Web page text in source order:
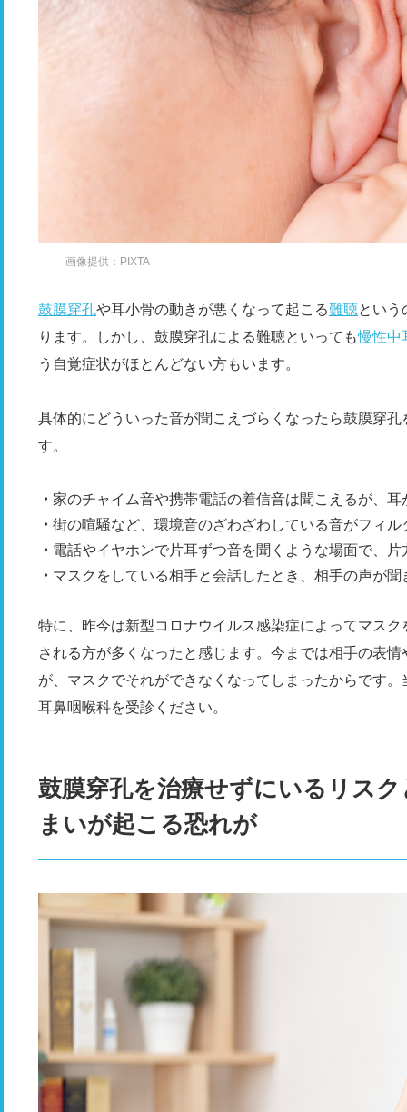
画像提供：PIXTA
鼓膜穿孔や耳小骨の動きが悪くなって起こる難聴という
ります。しかし、鼓膜穿孔による難聴といっても慢性中
う自覚症状がほとんどない方もいます。
具体的にどういった音が聞こえづらくなったら鼓膜穿
す。
家のチャイム音や携帯電話の着信音は聞こえるが、
街の喧騒など、環境音のざわざわしている音がフィ
電話やイヤホンで片耳ずつ音を聞くような場面で、
マスクをしている相手と会話したとき、相手の声が聞
特に、昨今は新型コロナウイルス感染症によってマス
される方が多くなったと感じます。今までは相手の表
が、マスクでそれができなくなってしまったからです
耳鼻咽喉科を受診ください。
鼓膜穿孔を治療せずにいるリス
まいが起こる恐れが